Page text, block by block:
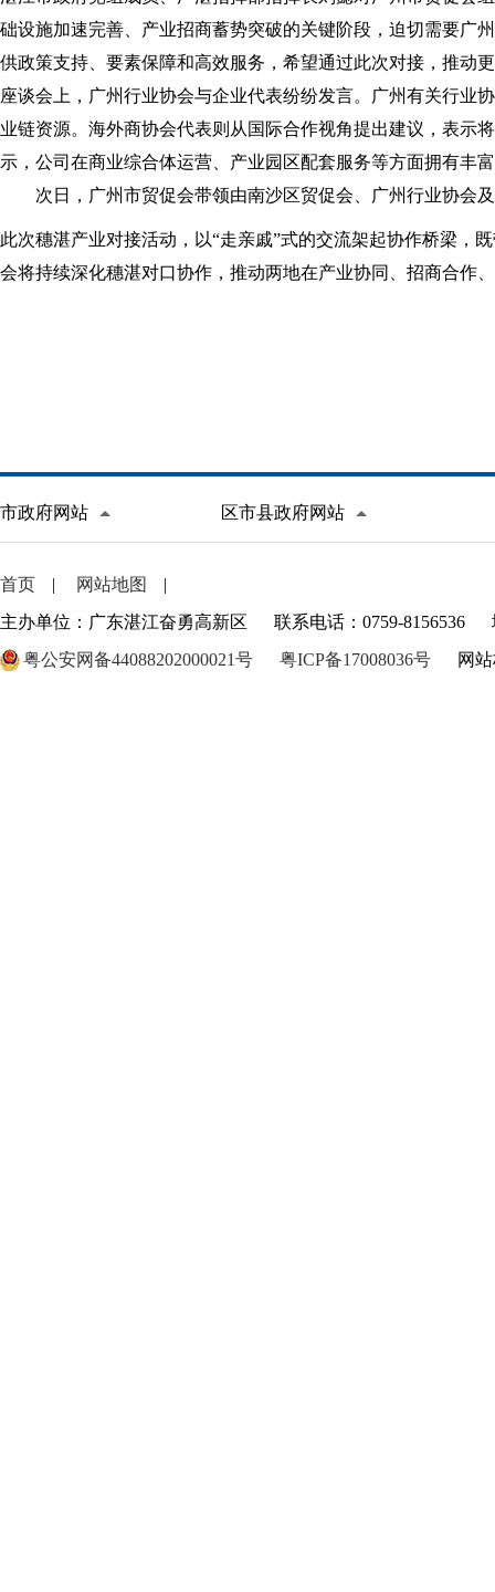
础设施加速完善、产业招商蓄势突破的关键阶段，迫切需要广
供政策支持、要素保障和高效服务，希望通过此次对接，推动
座谈会上，广州行业协会与企业代表纷纷发言。广州有关行业
业链资源。海外商协会代表则从国际合作视角提出建议，表示
示，公司在商业综合体运营、产业园区配套服务等方面拥有丰
次日，广州市贸促会带领由南沙区贸促会、广州行业协会
此次穗湛产业对接活动，以“走亲戚”式的交流架起协作桥梁，
会将持续深化穗湛对口协作，推动两地在产业协同、招商合作
市政府网站 区市县政府网站
首页 | 网站地图
|
主办单位：广东湛江奋勇高新区
联系电话：0759-8156536
粤公安网备44088202000021号
粤ICP备17008036号 网